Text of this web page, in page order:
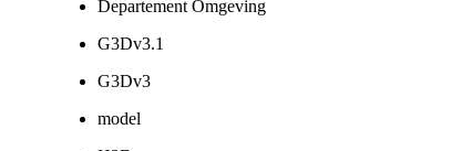
Departement Omgeving
G3Dv3.1
G3Dv3
model